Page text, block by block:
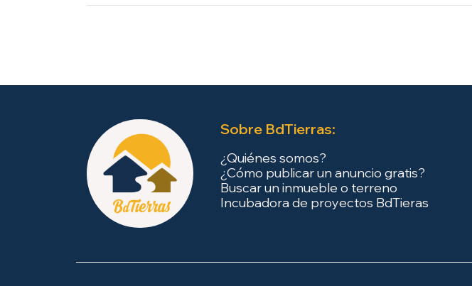
Sobre BdTierras:
¿Quiénes somos?
¿Cómo publicar un anuncio gratis?
Buscar un inmueble o terreno
Incubadora de proyectos BdTieras